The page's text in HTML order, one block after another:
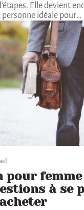
Elle devient
personne idéale pour…
pour femme
à se